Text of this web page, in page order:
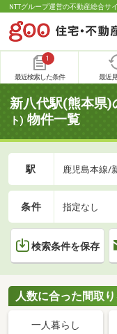
NTTグループ運営の不動産総合サ
1
最近検索した条件 最近
新八代駅(熊本県)
ト) 物件一覧
駅 鹿児島本線/
条件 指定なし
検索条件を保存
人数に合った間取
一人暮らし